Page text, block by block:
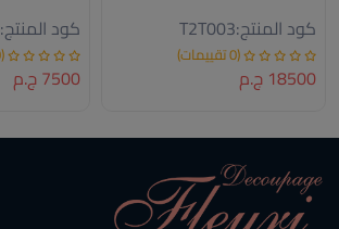
كود المنتج:T2T003
(0 تقييمات)
18500 ج.م
كود المنتج:
(0 تقييمات)
7500 ج.م